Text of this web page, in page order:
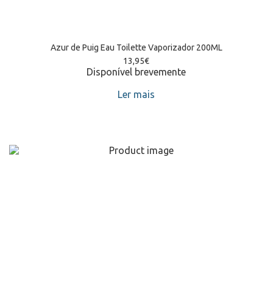
Azur de Puig Eau Toilette Vaporizador 200ML
13,95€
Disponível brevemente
Ler mais